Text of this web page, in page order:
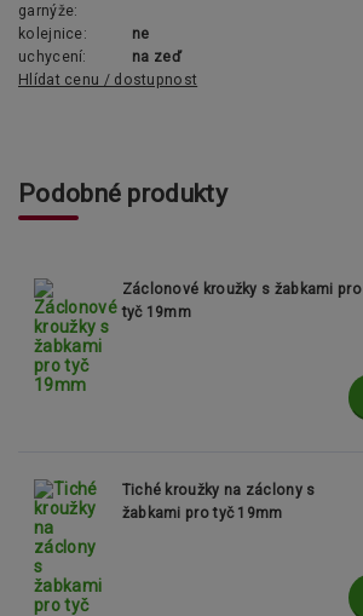
garnýže:
kolejnice:
ne
uchycení:
na zeď
Hlídat cenu / dostupnost
Podobné produkty
Záclonové kroužky s žabkami pro
tyč 19mm
Tiché kroužky na záclony s
žabkami pro tyč 19mm